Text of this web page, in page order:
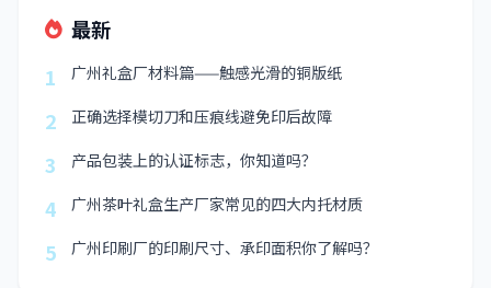
最新
1
广州礼盒厂材料篇——触感光滑的铜版纸
2 正确选择模切刀和压痕线避免印后故障
3 产品包装上的认证标志，你知道吗？
4 广州茶叶礼盒生产厂家常见的四大内托材质
5 广州印刷厂的印刷尺寸、承印面积你了解吗？